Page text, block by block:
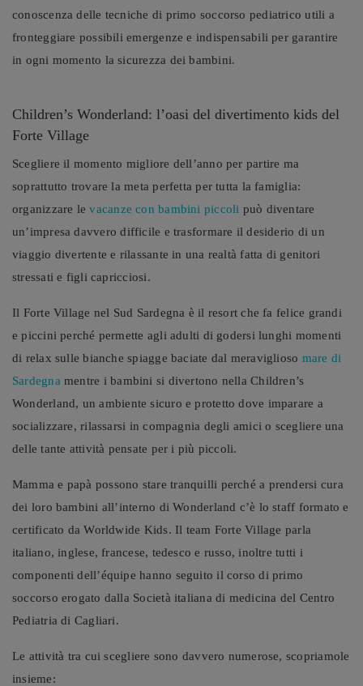
conoscenza delle tecniche di primo soccorso pediatrico utili a
fronteggiare possibili emergenze e indispensabili per garantire
in ogni momento la sicurezza dei bambini.
Children’s Wonderland: l’oasi del divertimento kids del
Forte Village
Scegliere il momento migliore dell’anno per partire ma
soprattutto trovare la meta perfetta per tutta la famiglia:
organizzare levacanze con bambini piccoli può diventare
un’impresa davvero difficile e trasformare il desiderio di un
viaggio divertente e rilassante in una realtà fatta di genitori
stressati e figli capricciosi.
Il Forte Village nel Sud Sardegna è il resort che fa felice grandi
e piccini perché permette agli adulti di godersi lunghi momenti
di relax sulle bianche spiagge baciate dal meraviglioso mare di
Sardegna mentre i bambini si divertono nella Children’s
Wonderland, un ambiente sicuro e protetto dove imparare a
socializzare, rilassarsi in compagnia degli amici o scegliere una
delle tante attività pensate per i più piccoli.
Mamma e papà possono stare tranquilli perché a prendersi cura
dei loro bambini all’interno di Wonderland c’è lo staff formato e
certificato da Worldwide Kids. Il team Forte Village parla
italiano, inglese, francese, tedesco e russo, inoltre tutti i
componenti dell’équipe hanno seguito il corso di primo
soccorso erogato dalla Società italiana di medicina del Centro
Pediatria di Cagliari.
Le attività tra cui scegliere sono davvero numerose, scopriamole
insieme: